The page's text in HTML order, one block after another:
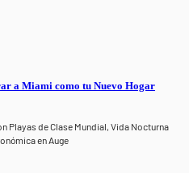
a Miami como tu Nuevo Hogar
Playas de Clase Mundial, Vida Nocturna
en Auge